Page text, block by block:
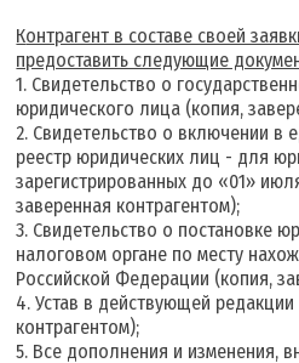
Контрагент в составе своей
предоставить следующие
1. Свидетельство о
юридического лица (копия,
2. Свидетельство о включении в
реестр юридических лиц - для
зарегистрированных до «01»
заверенная контрагентом);
3. Свидетельство о постановке
налоговом органе по месту
Российской Федерации (копия,
4. Устав в действующей
контрагентом);
5. Все дополнения и изменения,